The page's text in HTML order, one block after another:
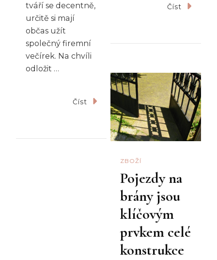
tváří se decentně,
určitě si mají
občas užít
společný firemní
večírek. Na chvíli
odložit …
Číst
Číst
ZBOŽÍ
Pojezdy na
brány jsou
klíčovým
prvkem celé
konstrukce